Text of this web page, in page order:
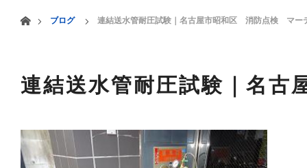
HOME 業務案内
ブログ
連結送水管耐圧試験｜名古屋市昭和区 消防点検 マー
連結送水管耐圧試験｜名